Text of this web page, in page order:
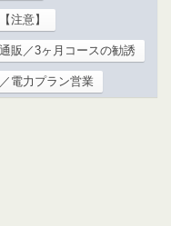
注意】
販／3ヶ月コースの勧誘
電力プラン営業